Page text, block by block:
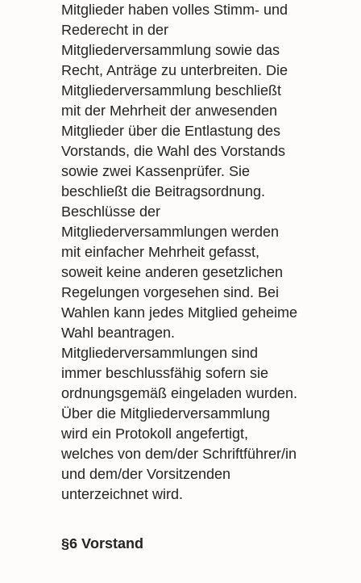
Mitglieder haben volles Stimm- und
Rederecht in der
Mitgliederversammlung sowie das
Recht, Anträge zu unterbreiten. Die
Mitgliederversammlung beschließt
mit der Mehrheit der anwesenden
Mitglieder über die Entlastung des
Vorstands, die Wahl des Vorstands
sowie zwei Kassenprüfer. Sie
beschließt die Beitragsordnung.
Beschlüsse der
Mitgliederversammlungen werden
mit einfacher Mehrheit gefasst,
soweit keine anderen gesetzlichen
Regelungen vorgesehen sind. Bei
Wahlen kann jedes Mitglied geheime
Wahl beantragen.
Mitgliederversammlungen sind
immer beschlussfähig sofern sie
ordnungsgemäß eingeladen wurden.
Über die Mitgliederversammlung
wird ein Protokoll angefertigt,
welches von dem/der Schriftführer/in
und dem/der Vorsitzenden
unterzeichnet wird.
§6 Vorstand